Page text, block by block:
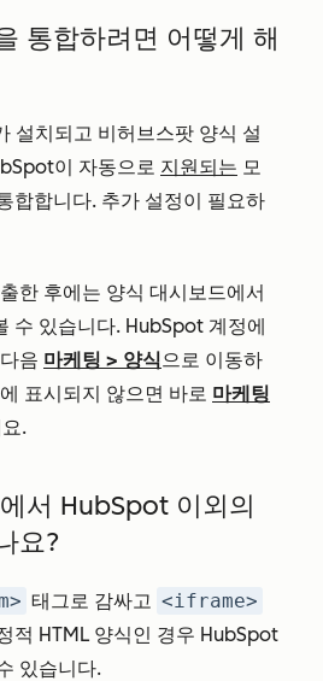
통합하려면 어떻게 해
설치되고 비허브스팟 양식 설
이 자동으로 지원되는 모
합합니다. 추가 설정이 필요하
한 후에는 양식 대시보드에서
수 있습니다. HubSpot 계정에
음 마케팅 > 양식으로 이동하
표시되지 않으면 바로 마케팅
.
서 HubSpot 이외의
요?
태그로 감싸고 <iframe>
적 HTML 양식인 경우 HubSpot
있습니다.